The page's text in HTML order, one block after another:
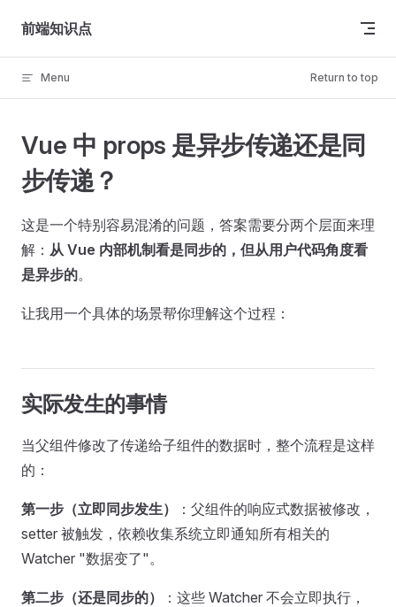
Skip to content
前端知识点
Menu Return to top
Vue 中 props 是异步传递还是同
步传递？
这是一个特别容易混淆的问题，答案需要分两个层面来理
解： 从 Vue 内部机制看是同步的，但从用户代码角度看
是异步的。
让我用一个具体的场景帮你理解这个过程：
实际发生的事情
当父组件修改了传递给子组件的数据时，整个流程是这样
的：
第一步（立即同步发生）
：父组件的响应式数据被修改，
setter 被触发，依赖收集系统立即通知所有相关的
Watcher "数据变了"。
第二步（还是同步的）
：这些 Watcher 不会立即执行，